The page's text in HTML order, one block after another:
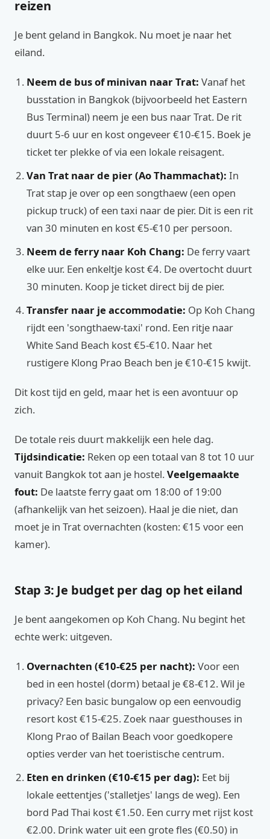
reizen
Je bent geland in Bangkok. Nu moet je naar het
eiland.
Neem de bus of minivan naar Trat: Vanaf het
busstation in Bangkok (bijvoorbeeld het Eastern
Bus Terminal) neem je een bus naar Trat. De rit
duurt 5-6 uur en kost ongeveer €10-€15. Boek je
ticket ter plekke of via een lokale reisagent.
Van Trat naar de pier (Ao Thammachat): In
Trat stap je over op een songthaew (een open
pickup truck) of een taxi naar de pier. Dit is een rit
van 30 minuten en kost €5-€10 per persoon.
Neem de ferry naar Koh Chang: De ferry vaart
elke uur. Een enkeltje kost €4. De overtocht duurt
30 minuten. Koop je ticket direct bij de pier.
Transfer naar je accommodatie: Op Koh Chang
rijdt een 'songthaew-taxi' rond. Een ritje naar
White Sand Beach kost €5-€10. Naar het
rustigere Klong Prao Beach ben je €10-€15 kwijt.
Dit kost tijd en geld, maar het is een avontuur op
zich.
De totale reis duurt makkelijk een hele dag.
Tijdsindicatie: Reken op een totaal van 8 tot 10 uur
vanuit Bangkok tot aan je hostel.Veelgemaakte
fout: De laatste ferry gaat om 18:00 of 19:00
(afhankelijk van het seizoen). Haal je die niet, dan
moet je in Trat overnachten (kosten: €15 voor een
kamer).
Stap 3: Je budget per dag op het eiland
Je bent aangekomen op Koh Chang. Nu begint het
echte werk: uitgeven.
Overnachten (€10-€25 per nacht): Voor een
bed in een hostel (dorm) betaal je €8-€12. Wil je
privacy? Een basic bungalow op een eenvoudig
resort kost €15-€25. Zoek naar guesthouses in
Klong Prao of Bailan Beach voor goedkopere
opties verder van het toeristische centrum.
Eten en drinken (€10-€15 per dag): Eet bij
lokale eettentjes ('stalletjes' langs de weg). Een
bord Pad Thai kost €1.50. Een curry met rijst kost
€2.00. Drink water uit een grote fles (€0.50) in